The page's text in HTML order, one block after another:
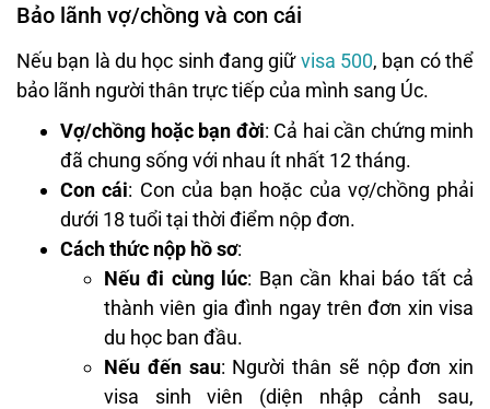
Bảo lãnh vợ/chồng và con cái
Nếu bạn là du học sinh đang giữvisa 500, bạn có thể
bảo lãnh người thân trực tiếp của mình sang Úc.
Vợ/chồng hoặc bạn đời: Cả hai cần chứng minh
đã chung sống với nhau ít nhất 12 tháng.
Con cái: Con của bạn hoặc của vợ/chồng phải
dưới 18 tuổi tại thời điểm nộp đơn.
Cách thức nộp hồ sơ:
Nếu đi cùng lúc: Bạn cần khai báo tất cả
thành viên gia đình ngay trên đơn xin visa
du học ban đầu.
Nếu đến sau: Người thân sẽ nộp đơn xin
visa sinh viên (diện nhập cảnh sau,